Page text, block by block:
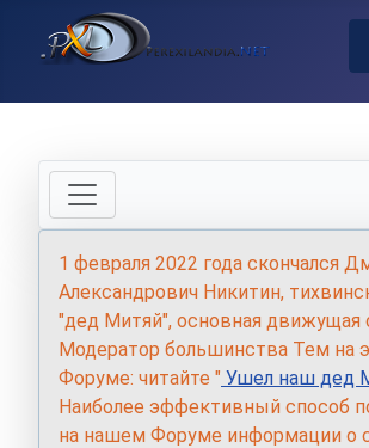
1 февраля 2022 года скончался
Александрович Никитин,
"дед Митяй", основная движущая
Модератор большинства Тем на
Форуме: читайте " Ушел наш дед
Наиболее эффективный способ
на нашем Форуме информации о